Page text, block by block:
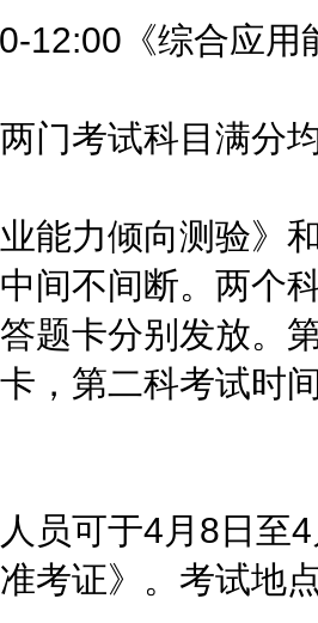
《综合应用
考试科目满分
力倾向测验》和
间不间断。两个
题卡分别发放。
，第二科考试时
可于4月8日至4
考证》。考试地